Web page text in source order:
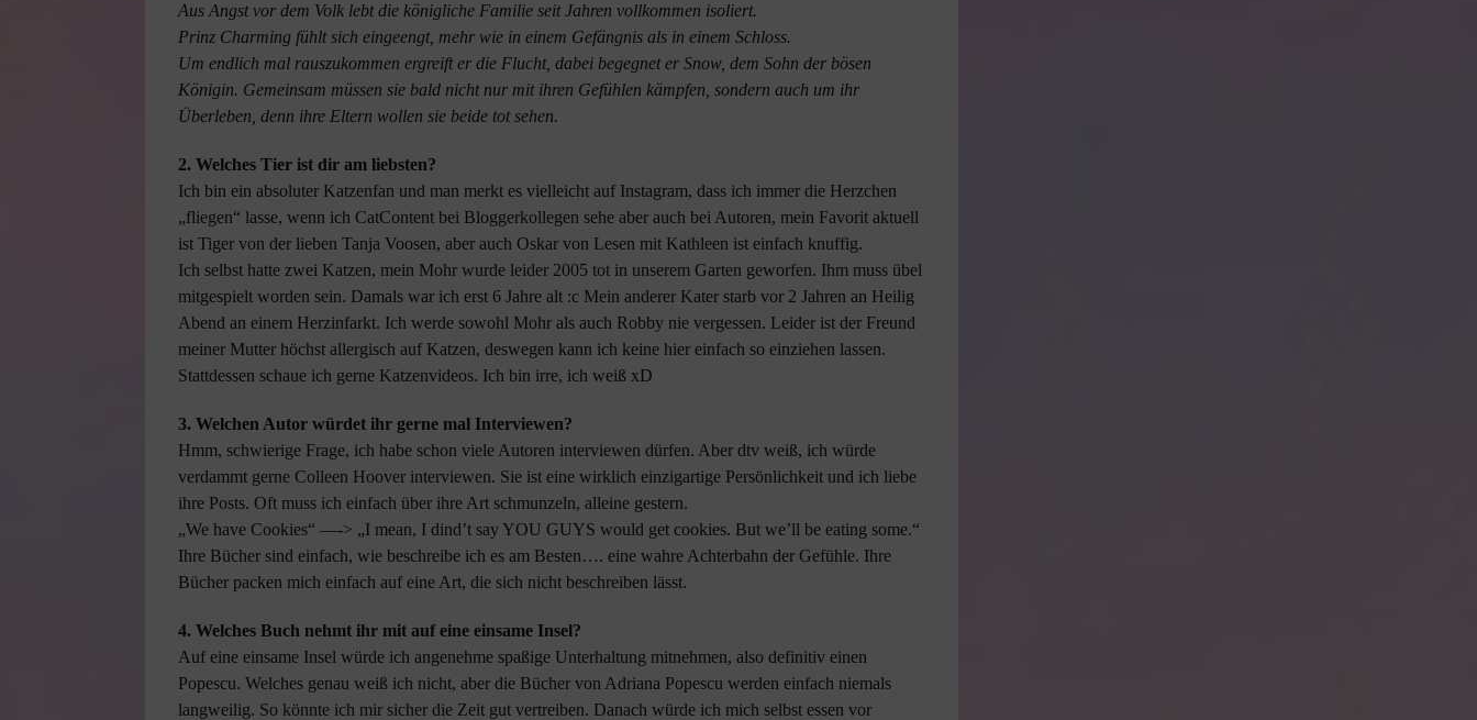
Aus Angst vor dem Volk lebt die königliche Familie seit Jahren vollkommen isoliert.
Prinz Charming fühlt sich eingeengt, mehr wie in einem Gefängnis als in einem Schloss.
Um endlich mal rauszukommen ergreift er die Flucht, dabei begegnet er Snow, dem Sohn der bösen
Königin. Gemeinsam müssen sie bald nicht nur mit ihren Gefühlen kämpfen, sondern auch um ihr
Überleben, denn ihre Eltern wollen sie beide tot sehen.
2. Welches Tier ist dir am liebsten?
Ich bin ein absoluter Katzenfan und man merkt es vielleicht auf Instagram, dass ich immer die Herzchen
„fliegen“ lasse, wenn ich CatContent bei Bloggerkollegen sehe aber auch bei Autoren, mein Favorit aktuell
ist Tiger von der lieben Tanja Voosen, aber auch Oskar von Lesen mit Kathleen ist einfach knuffig.
Ich selbst hatte zwei Katzen, mein Mohr wurde leider 2005 tot in unserem Garten geworfen. Ihm muss übel
mitgespielt worden sein. Damals war ich erst 6 Jahre alt :c Mein anderer Kater starb vor 2 Jahren an Heilig
Abend an einem Herzinfarkt. Ich werde sowohl Mohr als auch Robby nie vergessen. Leider ist der Freund
meiner Mutter höchst allergisch auf Katzen, deswegen kann ich keine hier einfach so einziehen lassen.
Stattdessen schaue ich gerne Katzenvideos. Ich bin irre, ich weiß xD
3. Welchen Autor würdet ihr gerne mal Interviewen?
Hmm, schwierige Frage, ich habe schon viele Autoren interviewen dürfen. Aber dtv weiß, ich würde
verdammt gerne Colleen Hoover interviewen. Sie ist eine wirklich einzigartige Persönlichkeit und ich liebe
ihre Posts. Oft muss ich einfach über ihre Art schmunzeln, alleine gestern.
„We have Cookies“ —-> „I mean, I dind’t say YOU GUYS would get cookies. But we’ll be eating some.“
Ihre Bücher sind einfach, wie beschreibe ich es am Besten…. eine wahre Achterbahn der Gefühle. Ihre
Bücher packen mich einfach auf eine Art, die sich nicht beschreiben lässt.
4. Welches Buch nehmt ihr mit auf eine einsame Insel?
Auf eine einsame Insel würde ich angenehme spaßige Unterhaltung mitnehmen, also definitiv einen
Popescu. Welches genau weiß ich nicht, aber die Bücher von Adriana Popescu werden einfach niemals
langweilig. So könnte ich mir sicher die Zeit gut vertreiben. Danach würde ich mich selbst essen vor